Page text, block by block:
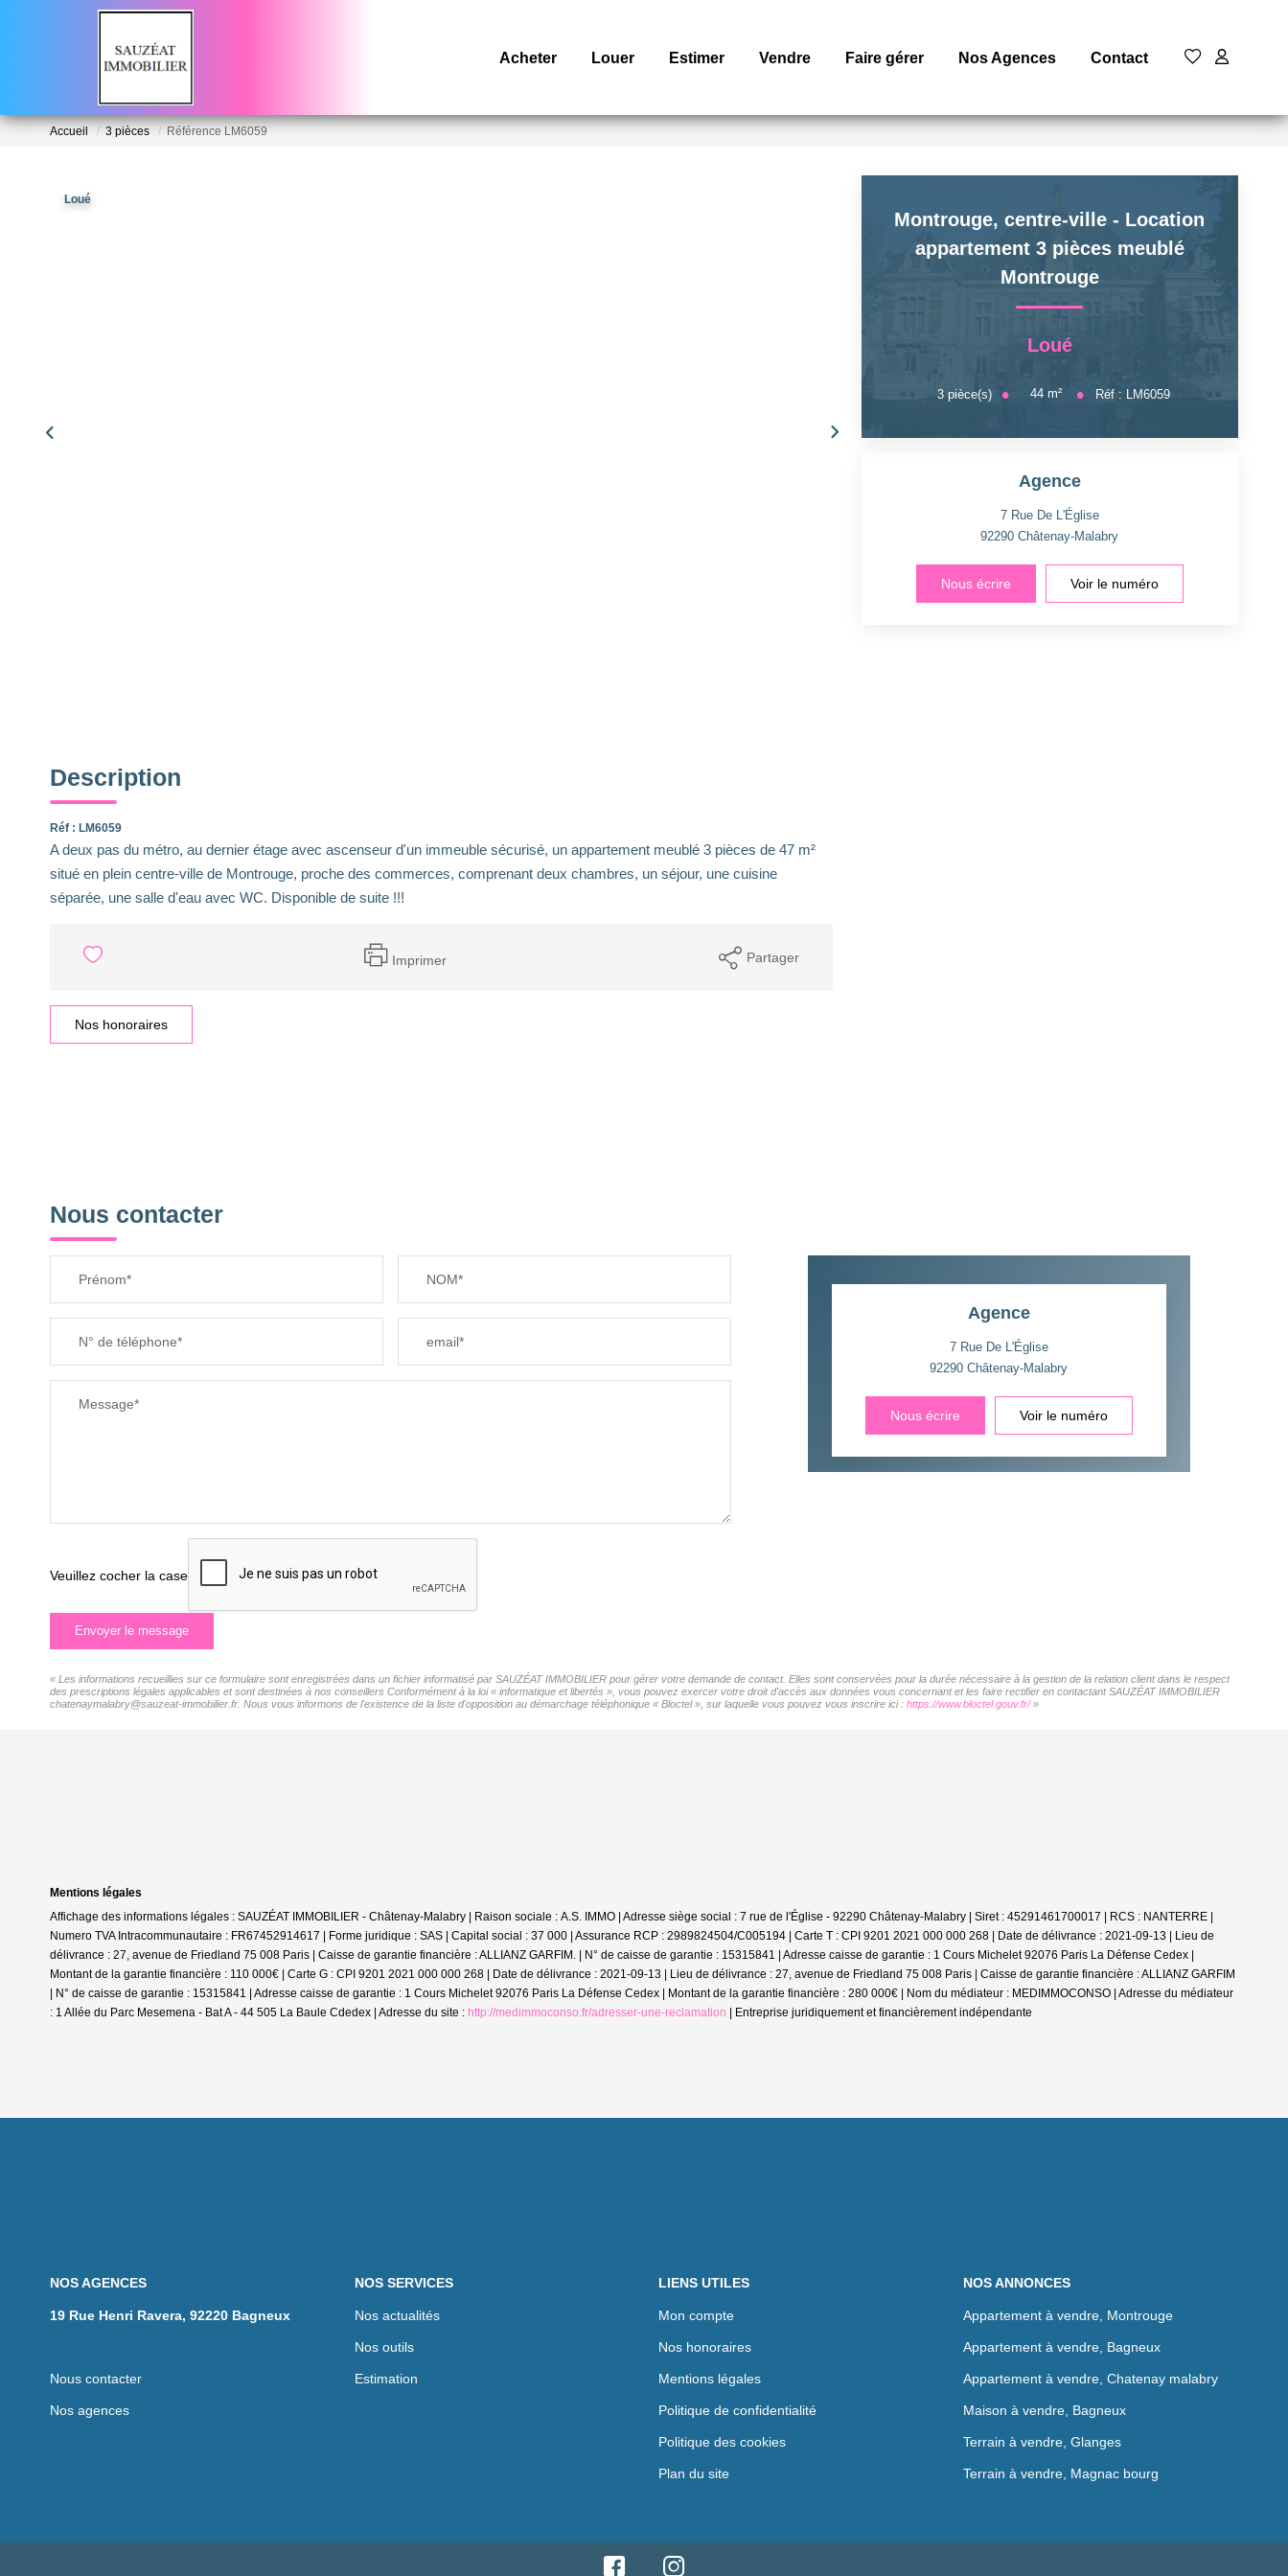
Acheter Louer Estimer Vendre Faire gérer Nos Agences Contact
Accueil 3 pièces Référence LM6059
Loué
Description
Réf : LM6059
A deux pas du métro, au dernier étage avec ascenseur d'un immeuble sécurisé, un appartement meublé 3 pièces de 47 m²
situé en plein centre-ville de Montrouge, proche des commerces, comprenant deux chambres, un séjour, une cuisine
séparée, une salle d'eau avec WC. Disponible de suite !!!
Imprimer Partager
Nos honoraires
Montrouge, centre-ville - Location
appartement 3 pièces meublé
Montrouge
Loué
3 pièce(s) 44 m² Réf : LM6059
Agence
7 Rue De L'Église
92290Châtenay-Malabry
Nous écrire Voir le numéro
Nous contacter
Prénom* NOM*
N° de téléphone* email*
Message*
Veuillez cocher la case
Envoyer le message
Agence
7 Rue De L'Église
92290Châtenay-Malabry
Nous écrire Voir le numéro
« Les informations recueillies sur ce formulaire sont enregistrées dans un fichier informatisé par SAUZÉAT IMMOBILIER pour gérer votre demande de contact. Elles sont conservées pour la durée nécessaire à la gestion de la relation client dans le respect
des prescriptions légales applicables et sont destinées à nos conseillers Conformément à la loi « informatique et libertés », vous pouvez exercer votre droit d'accès aux données vous concernant et les faire rectifier en contactant SAUZÉAT IMMOBILIER
chatenaymalabry@sauzeat-immobilier.fr. Nous vous informons de l'existence de la liste d'opposition au démarchage téléphonique « Bloctel », sur laquelle vous pouvez vous inscrire ici : https://www.bloctel.gouv.fr/»
Mentions légales
Affichage des informations légales : SAUZÉAT IMMOBILIER - Châtenay-Malabry | Raison sociale : A.S. IMMO | Adresse siège social : 7 rue de l'Église - 92290 Châtenay-Malabry | Siret : 45291461700017 | RCS : NANTERRE |
Numero TVA Intracommunautaire : FR67452914617 | Forme juridique : SAS | Capital social : 37 000 | Assurance RCP : 2989824504/C005194 | Carte T : CPI 9201 2021 000 000 268 | Date de délivrance : 2021-09-13 | Lieu de
délivrance : 27, avenue de Friedland 75 008 Paris | Caisse de garantie financière : ALLIANZ GARFIM. | N° de caisse de garantie : 15315841 | Adresse caisse de garantie : 1 Cours Michelet 92076 Paris La Défense Cedex |
Montant de la garantie financière : 110 000€ | Carte G : CPI 9201 2021 000 000 268 | Date de délivrance : 2021-09-13 | Lieu de délivrance : 27, avenue de Friedland 75 008 Paris | Caisse de garantie financière : ALLIANZ GARFIM
| N° de caisse de garantie : 15315841 | Adresse caisse de garantie : 1 Cours Michelet 92076 Paris La Défense Cedex | Montant de la garantie financière : 280 000€ | Nom du médiateur : MEDIMMOCONSO | Adresse du médiateur
: 1 Allée du Parc Mesemena - Bat A - 44 505 La Baule Cdedex | Adresse du site : http://medimmoconso.fr/adresser-une-reclamation Entreprise juridiquement et financièrement indépendante
NOS AGENCES
19 Rue Henri Ravera, 92220 Bagneux
Nous contacter
Nos agences
NOS SERVICES
Nos actualités
Nos outils
Estimation
LIENS UTILES
Mon compte
Nos honoraires
Mentions légales
Politique de confidentialité
Politique des cookies
Plan du site
NOS ANNONCES
Appartement à vendre, Montrouge
Appartement à vendre, Bagneux
Appartement à vendre, Chatenay malabry
Maison à vendre, Bagneux
Terrain à vendre, Glanges
Terrain à vendre, Magnac bourg